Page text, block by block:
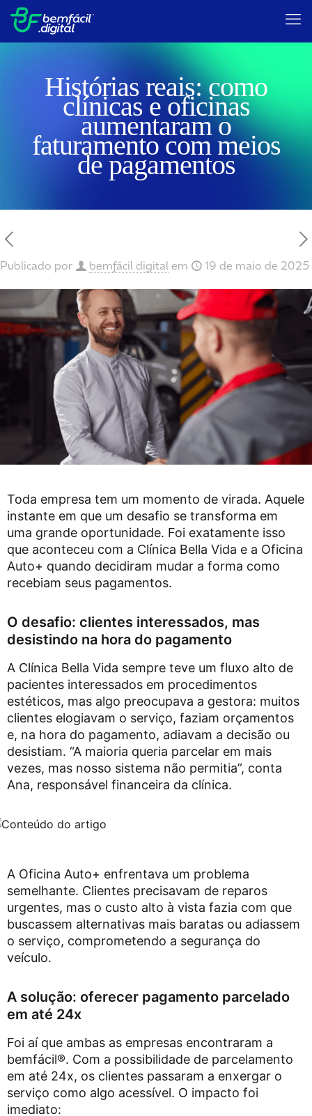
Histórias reais: como
clínicas e oficinas
aumentaram o
faturamento com meios
de pagamentos
Publicado por bemfácil digital em 19 de maio de 2025
Toda empresa tem um momento de virada. Aquele
instante em que um desafio se transforma em
uma grande oportunidade. Foi exatamente isso
que aconteceu com a Clínica Bella Vida e a Oficina
Auto+ quando decidiram mudar a forma como
recebiam seus pagamentos.
O desafio: clientes interessados, mas
desistindo na hora do pagamento
A Clínica Bella Vida sempre teve um fluxo alto de
pacientes interessados em procedimentos
estéticos, mas algo preocupava a gestora: muitos
clientes elogiavam o serviço, faziam orçamentos
e, na hora do pagamento, adiavam a decisão ou
desistiam. “A maioria queria parcelar em mais
vezes, mas nosso sistema não permitia”, conta
Ana, responsável financeira da clínica.
A Oficina Auto+ enfrentava um problema
semelhante. Clientes precisavam de reparos
urgentes, mas o custo alto à vista fazia com que
buscassem alternativas mais baratas ou adiassem
o serviço, comprometendo a segurança do
veículo.
A solução: oferecer pagamento parcelado
em até 24x
Foi aí que ambas as empresas encontraram a
bemfácil®. Com a possibilidade de parcelamento
em até 24x, os clientes passaram a enxergar o
serviço como algo acessível. O impacto foi
imediato: